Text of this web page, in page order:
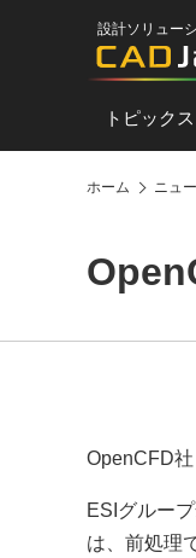
設計ソリュー
トピックス
ホーム ニュ
OpenCFD
ESIグルー
は、前処理